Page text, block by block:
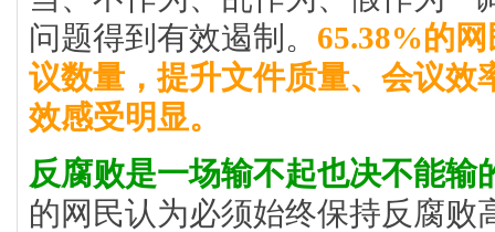
问题得到有效遏制。 65.38%的
议数量，提升文件质量、会议效
效感受明显。
反腐败是一场输不起也决不能输
的网民认为必须始终保持反腐败